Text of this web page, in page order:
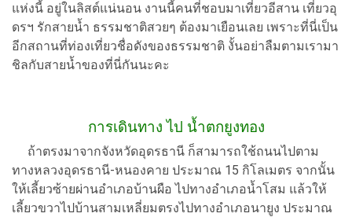
แห่งนี้ อยู่ในลิสต์แน่นอน งานนี้คนที่ชอบมาเที่ยวอีสาน เที่ยวอุ
ดรฯ รักสายน้ำ ธรรมชาติสวยๆ ต้องมาเยือนเลย เพราะที่นี่เป็น
อีกสถานที่ท่องเที่ยวชื่อดังของธรรมชาติ งั้นอย่าลืมตามเรามา
ชิลกับสายน้ำของที่นี่กันนะคะ
การเดินทาง ไป น้ำตกยูงทอง
ถ้าตรงมาจากจังหวัดอุดรธานี ก็สามารถใช้ถนนไปตาม
ทางหลวงอุดรธานี-หนองคาย ประมาณ 15 กิโลเมตร จากนั้น
ให้เลี้ยวซ้ายผ่านอำเภอบ้านผือ ไปทางอำเภอน้ำโสม แล้วให้
เลี้ยวขวาไปบ้านสามเหลี่ยมตรงไปทางอำเภอนายูง ประมาณ